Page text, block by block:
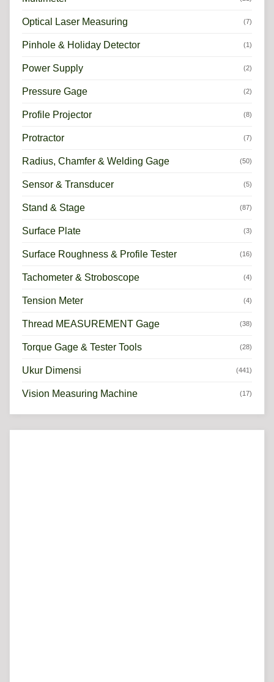
Optical Laser Measuring (7)
Pinhole & Holiday Detector (1)
Power Supply (2)
Pressure Gage (2)
Profile Projector (8)
Protractor (7)
Radius, Chamfer & Welding Gage (50)
Sensor & Transducer (5)
Stand & Stage (87)
Surface Plate (3)
Surface Roughness & Profile Tester (16)
Tachometer & Stroboscope (4)
Tension Meter (4)
Thread MEASUREMENT Gage (38)
Torque Gage & Tester Tools (28)
Ukur Dimensi (441)
Vision Measuring Machine (17)